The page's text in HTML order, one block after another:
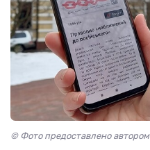
© Фото предоставлено автором